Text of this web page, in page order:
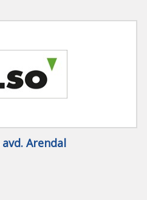
avd. Arendal